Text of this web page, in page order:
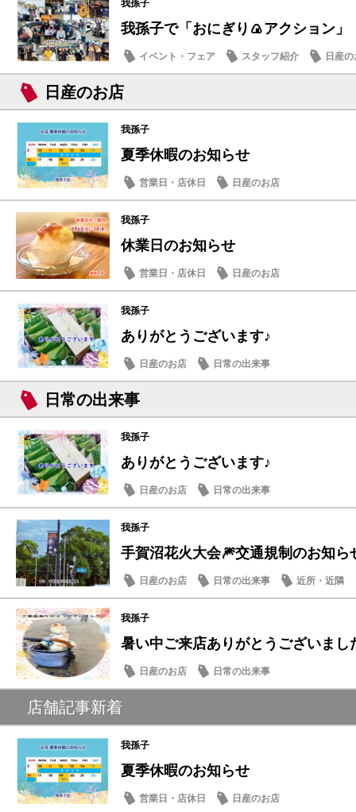
我孫子
我孫子で「おにぎり🍙アクション」
イベント・フェア スタッフ紹介 日産
日産のお店
我孫子
夏季休暇のお知らせ
営業日・店休日 日産のお店
我孫子
休業日のお知らせ
営業日・店休日 日産のお店
我孫子
ありがとうございます♪
日産のお店 日常の出来事
日常の出来事
我孫子
ありがとうございます♪
日産のお店 日常の出来事
我孫子
手賀沼花火大会🎆交通規制のお知ら
日産のお店 日常の出来事 近所・近隣
我孫子
暑い中ご来店ありがとうございまし
日産のお店 日常の出来事
店舗記事新着
我孫子
夏季休暇のお知らせ
営業日・店休日 日産のお店